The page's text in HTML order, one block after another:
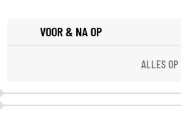
VOOR & NA OP
ALLES OP